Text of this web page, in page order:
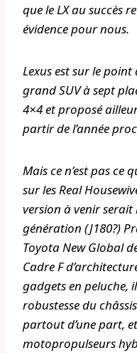
que le LX au succès
évidence pour nous.
Lexus est sur le point
grand SUV à sept
4×4 et proposé
partir de l’année
Mais ce n’est pas ce
sur les Real
version à venir serait
génération (J180?)
Toyota New Global
Cadre F
gadgets en peluche,
robustesse du
partout d’une part,
motopropulseurs